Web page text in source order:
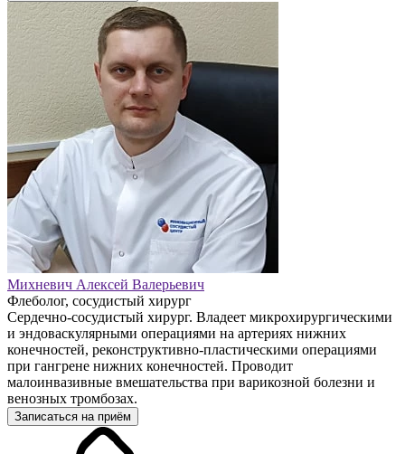
Михневич Алексей Валерьевич
Флеболог, сосудистый хирург
Сердечно-сосудистый хирург. Владеет микрохирургическими
и эндоваскулярными операциями на артериях нижних
конечностей, реконструктивно-пластическими операциями
при гангрене нижних конечностей. Проводит
малоинвазивные вмешательства при варикозной болезни и
венозных тромбозах.
Записаться на приём